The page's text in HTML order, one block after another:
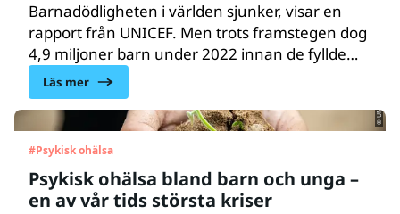
Barnadödligheten i världen sjunker, visar en
rapport från UNICEF. Men trots framstegen dog
4,9 miljoner barn under 2022 innan de fyllde
fem år. Majoriteten dog av orsaker som hade
kunnat förhindras.
Läs mer
#Psykisk ohälsa
Psykisk ohälsa bland barn och unga –
en av vår tids största kriser